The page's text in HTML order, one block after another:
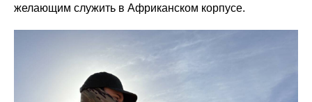
желающим служить в Африканском корпусе.